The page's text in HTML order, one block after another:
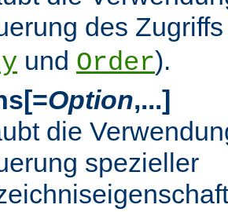
des
und Order).
Option,...]
die
spezieller